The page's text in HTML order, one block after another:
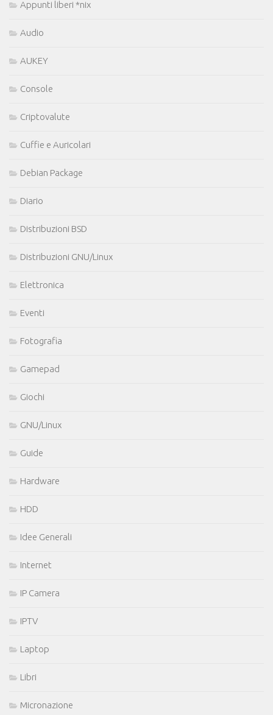
Appunti liberi *nix
Audio
AUKEY
Console
Criptovalute
Cuffie e Auricolari
Debian Package
Diario
Distribuzioni BSD
Distribuzioni GNU/Linux
Elettronica
Eventi
Fotografia
Gamepad
Giochi
GNU/Linux
Guide
Hardware
HDD
Idee Generali
Internet
IP Camera
IPTV
Laptop
Libri
Micronazione